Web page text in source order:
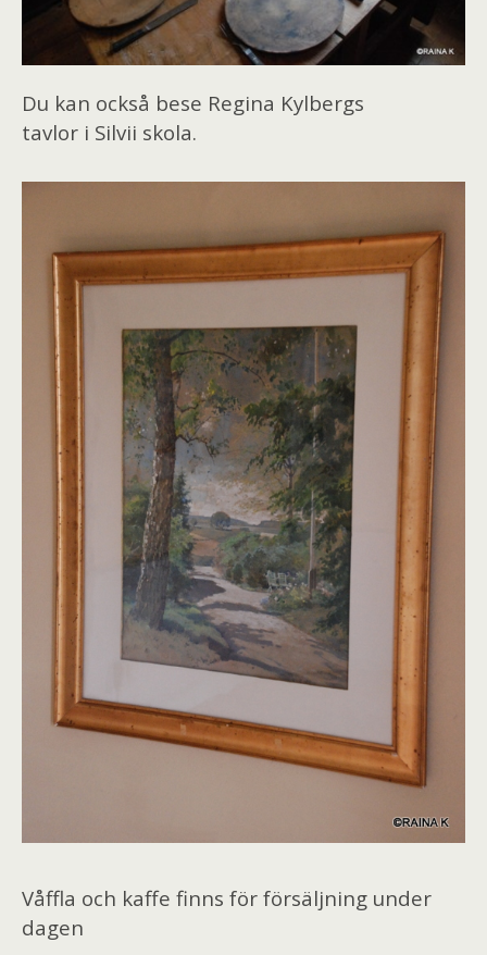
Du kan också bese Regina Kylbergs
tavlor i Silvii skola.
Våffla och kaffe finns för försäljning under
dagen